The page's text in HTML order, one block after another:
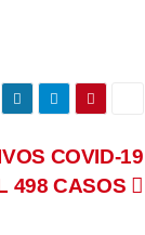
COVID-19
498 CASOS